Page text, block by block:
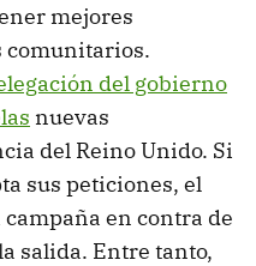
mejores
comunitarios.
del gobierno
nuevas
del Reino Unido. Si
sus peticiones, el
en contra de
salida. Entre tanto,